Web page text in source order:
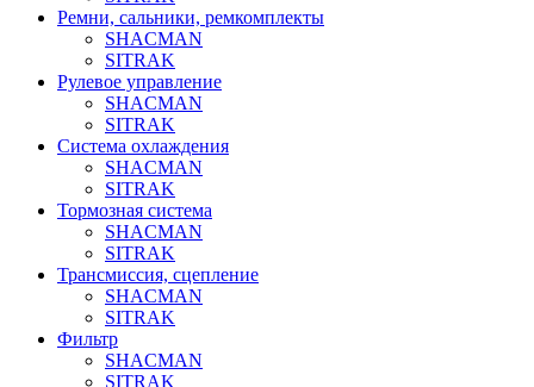
Ремни, сальники, ремкомплекты
SHACMAN
SITRAK
Рулевое управление
SHACMAN
SITRAK
Система охлаждения
SHACMAN
SITRAK
Тормозная система
SHACMAN
SITRAK
Трансмиссия, сцепление
SHACMAN
SITRAK
Фильтр
SHACMAN
SITRAK